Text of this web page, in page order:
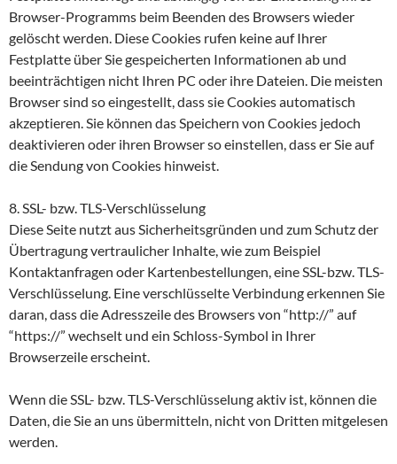
Browser-Programms beim Beenden des Browsers wieder
gelöscht werden. Diese Cookies rufen keine auf Ihrer
Festplatte über Sie gespeicherten Informationen ab und
beeinträchtigen nicht Ihren PC oder ihre Dateien. Die meisten
Browser sind so eingestellt, dass sie Cookies automatisch
akzeptieren. Sie können das Speichern von Cookies jedoch
deaktivieren oder ihren Browser so einstellen, dass er Sie auf
die Sendung von Cookies hinweist.
8. SSL- bzw. TLS-Verschlüsselung
Diese Seite nutzt aus Sicherheitsgründen und zum Schutz der
Übertragung vertraulicher Inhalte, wie zum Beispiel
Kontaktanfragen oder Kartenbestellungen, eine SSL-bzw. TLS-
Verschlüsselung. Eine verschlüsselte Verbindung erkennen Sie
daran, dass die Adresszeile des Browsers von “http://” auf
“https://” wechselt und ein Schloss-Symbol in Ihrer
Browserzeile erscheint.
Wenn die SSL- bzw. TLS-Verschlüsselung aktiv ist, können die
Daten, die Sie an uns übermitteln, nicht von Dritten mitgelesen
werden.